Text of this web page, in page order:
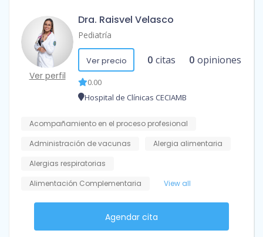
Ver perfil
Dra. Raisvel Velasco
Pediatría
Ver precio 0 citas 0 opiniones
0.00
Hospital de Clínicas CECIAMB
Acompañamiento en el proceso profesional
Administración de vacunas
Alergia alimentaria
Alergias respiratorias
Alimentación Complementaria
View all
Agendar cita